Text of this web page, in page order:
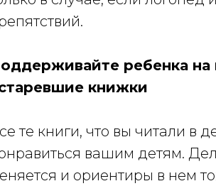
ребенка на
книжки
те книги, что вы читали в
вашим детям.
и ориентиры в нем